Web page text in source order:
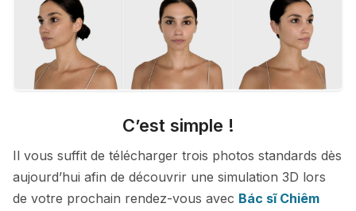
C’est simple !
Il vous suffit de télécharger trois photos standards dès
aujourd’hui afin de découvrir une simulation 3D lors
de votre prochain rendez-vous avec Bác sĩ Chiêm